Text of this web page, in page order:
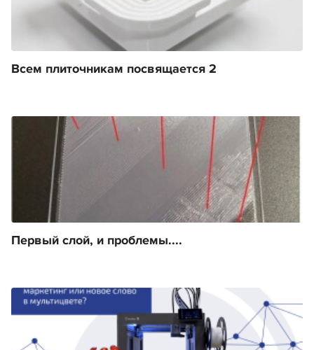
Всем плиточникам посвящается 2
Первый слой, и проблемы....